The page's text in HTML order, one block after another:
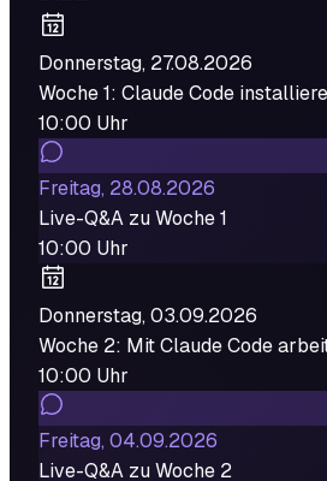
Donnerstag, 27.08.2026
Woche 1: Claude Code
10:00 Uhr
Freitag, 28.08.2026
Live-Q&A zu Woche 1
10:00 Uhr
Donnerstag, 03.09.2026
Woche 2: Mit Claude Code
10:00 Uhr
Freitag, 04.09.2026
Live-Q&A zu Woche 2